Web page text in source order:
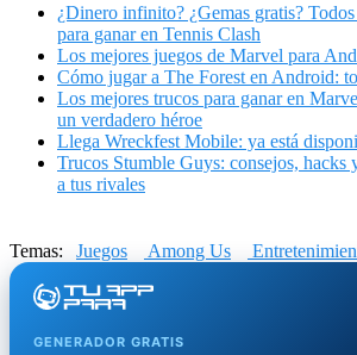
¿Dinero infinito? ¿Gemas gratis?
para ganar en Tennis Clash
Los mejores juegos de Marvel para
Cómo jugar a The Forest en Android:
Los mejores trucos para ganar en
un verdadero héroe
Llega Wreckfest Mobile: ya está
Trucos Stumble Guys: consejos, hacks
a tus rivales
Temas: Juegos Among Us
GENERADOR GRATIS